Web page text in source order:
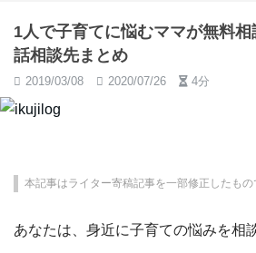
1人で子育てに悩むママが無料
話相談先まとめ
2019/03/08 2020/07/26 4分
本記事はライター寄稿記事を一部修正したもの
あなたは、身近に子育ての悩みを相